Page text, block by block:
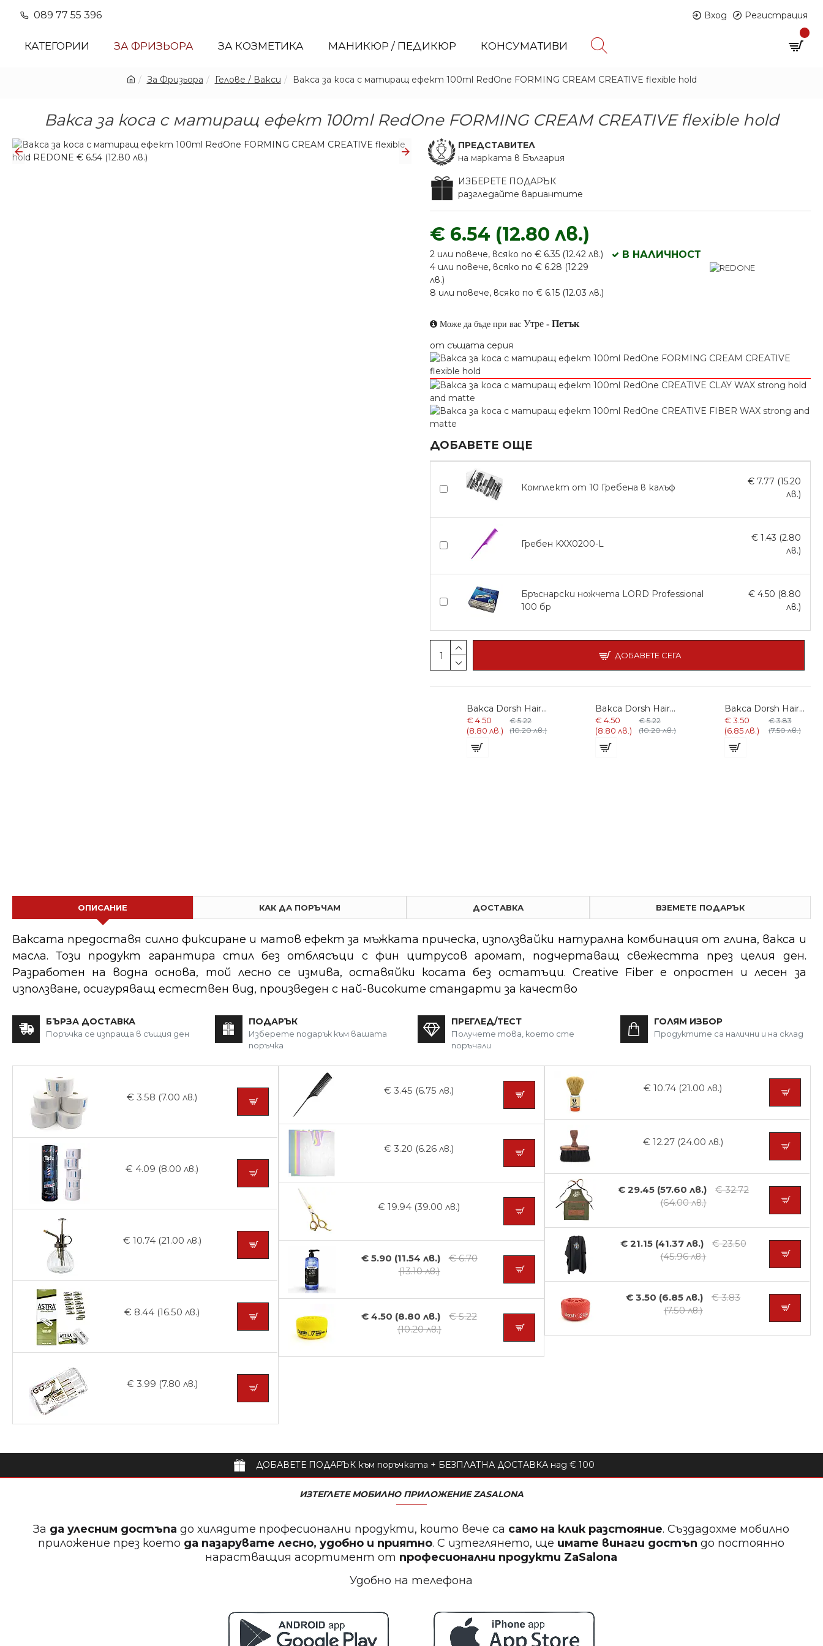
089 77 55 396 Вход Регистрация
КАТЕГОРИИ ЗА ФРИЗЬОРА ЗА КОЗМЕТИКА МАНИКЮР / ПЕДИКЮР КОНСУМАТИВИ
За Фризьора Гелове / Вакси Вакса за коса с матиращ ефект 100ml RedOne FORMING CREAM CREATIVE flexible hold
Вакса за коса с матиращ ефект 100ml RedOne FORMING CREAM CREATIVE flexible hold
ИЗБЕРЕТЕ ПОДАРЪК
разгледайте вариантите
ПРЕДСТАВИТЕЛ
на марката в България
€ 6.54 (12.80 лв.)
2 или повече, всяко по € 6.35 (12.42 лв.)
4 или повече, всяко по € 6.28 (12.29
лв.)
8 или повече, всяко по € 6.15 (12.03 лв.)
В НАЛИЧНОСТ
Може да бъде при вас Утре - Петък
от същата серия
ДОБАВЕТЕ ОЩЕ
Комплект от 10 Гребена в калъф
€ 7.77 (15.20
лв.)
Гребен KXX0200-L
€ 1.43 (2.80
лв.)
Бръснарски ножчета LORD Professional
100 бр
€ 4.50 (8.80
лв.)
ДОБАВЕТЕ СЕГА
Вакса Dorsh Hair Styling Spider Wax D7 150ml за всички типове коса
€ 4.50
(8.80 лв.)
€ 5.22
(10.20 лв.)
Вакса Dorsh Hair Styling Cream Wax D6 150ml кремообразната формула
€ 4.50
(8.80 лв.)
€ 5.22
(10.20 лв.)
Вакса Dorsh Hair Styling Fire Wax D2 150ml луксозен блясък
€ 3.50
(6.85 лв.)
€ 3.83
(7.50 лв.)
ОПИСАНИЕ КАК ДА ПОРЪЧАМ ДОСТАВКА ВЗЕМЕТЕ ПОДАРЪК
Ваксата предоставя силно фиксиране и матов ефект за мъжката прическа, използвайки натурална комбинация от глина, вакса и
масла. Този продукт гарантира стил без отблясъци с фин цитрусов аромат, подчертаващ свежестта през целия ден.
Разработен на водна основа, той лесно се измива, оставяйки косата без остатъци. Creative Fiber е опростен и лесен за
използване, осигуряващ естествен вид, произведен с най-високите стандарти за качество
БЪРЗА ДОСТАВКА
Поръчка се изпраща в същия ден
ПОДАРЪК
Изберете подарък към вашата
поръчка
ПРЕГЛЕД/ТЕСТ
Получете това, което сте
поръчали
ГОЛЯМ ИЗБОР
Продуктите са налични и на склад
€ 3.58 (7.00 лв.)
€ 4.09 (8.00 лв.)
€ 10.74 (21.00 лв.)
€ 8.44 (16.50 лв.)
€ 3.99 (7.80 лв.)
€ 3.45 (6.75 лв.)
€ 3.20 (6.26 лв.)
€ 19.94 (39.00 лв.)
€ 5.90 (11.54 лв.)
€ 6.70
(13.10 лв.)
€ 4.50 (8.80 лв.)
€ 5.22
(10.20 лв.)
€ 10.74 (21.00 лв.)
€ 12.27 (24.00 лв.)
€ 29.45 (57.60 лв.)
€ 32.72
(64.00 лв.)
€ 21.15 (41.37 лв.)
€ 23.50
(45.96 лв.)
€ 3.50 (6.85 лв.)
€ 3.83
(7.50 лв.)
ДОБАВЕТЕ ПОДАРЪК към поръчката + БЕЗПЛАТНА ДОСТАВКА над € 100
ИЗТЕГЛЕТЕ МОБИЛНО ПРИЛОЖЕНИЕ ZASALONA
За да улесним достъпадо хилядите професионални продукти, които вече са само на клик разстояние. Създадохме мобилно
приложение през което да пазарувате лесно, удобно и приятно. С изтеглянето, ще имате винаги достъп до постоянно
нарастващия асортимент от професионални продукти ZaSalona
Удобно на телефона